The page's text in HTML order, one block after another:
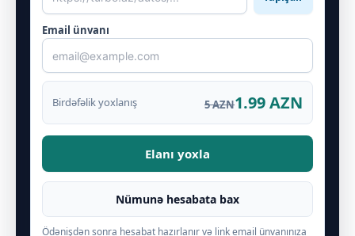
Email ünvanı
Birdəfəlik yoxlanış 5 AZN1.99 AZN
Elanı yoxla
Nümunə hesabata bax
Ödənişdən sonra hesabat hazırlanır və link email ünvanınıza